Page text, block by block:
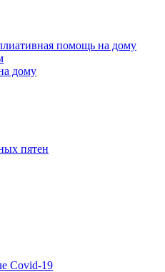
помощь на дому
дому
пятен
Covid-19